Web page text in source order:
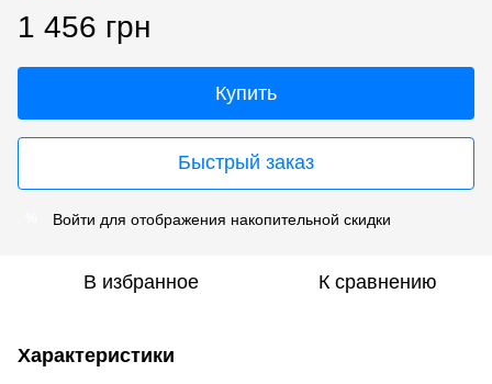
1 456 грн
Купить
Быстрый заказ
Войти для отображения накопительной скидки
В избранное К сравнению
Характеристики